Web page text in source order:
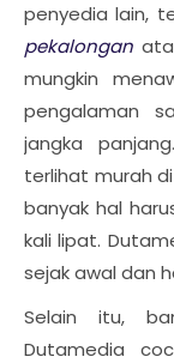
penyedia lain,
pekalongan
mungkin
pengalaman
jangka
terlihat murah
banyak hal
kali lipat.
sejak awal dan
Selain itu,
Dutamedia